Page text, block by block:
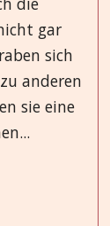
gar
sich
anderen
sie eine